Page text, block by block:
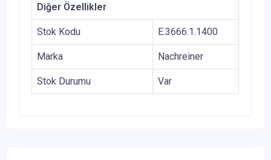
Diğer Özellikler
Stok Kodu E.3666.1.1400
Marka Nachreiner
Stok Durumu Var